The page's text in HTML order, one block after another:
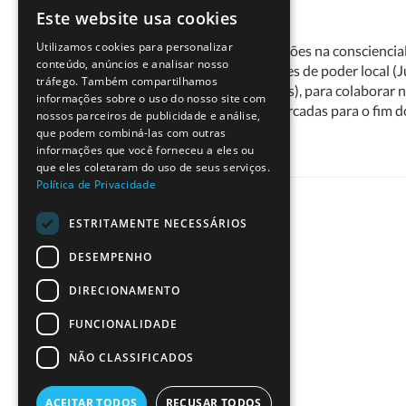
O que nos faltava fazer...
Decidimos concentrar as nossas ações na
pretendíamos envolver as entidades de poder local
Associação Almargem, entre outras), para colaborar
Infelizmente, as ações estavam marcadas para o fim
PORTUGUESE
ENGLISH
Este website usa cookies
Utilizamos cookies para personalizar
conteúdo, anúncios e analisar nosso
tráfego. Também compartilhamos
informações sobre o uso do nosso site com
nossos parceiros de publicidade e análise,
que podem combiná-las com outras
informações que você forneceu a eles ou
que eles coletaram do uso de seus serviços.
Política de Privacidade
ESTRITAMENTE NECESSÁRIOS
DESEMPENHO
DIRECIONAMENTO
FUNCIONALIDADE
NÃO CLASSIFICADOS
ACEITAR TODOS RECUSAR TODOS